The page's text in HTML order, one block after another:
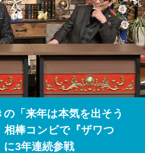
「来年は本気を出そう
相棒コンビで『ザワつ
に3年連続参戦